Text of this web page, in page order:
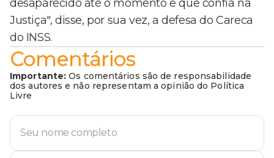
desaparecido até o momento e que confia na
Justiça", disse, por sua vez, a defesa do Careca
do INSS.
Comentários
Importante: Os comentários são de responsabilidade
dos autores e não representam a opinião do Política
Livre